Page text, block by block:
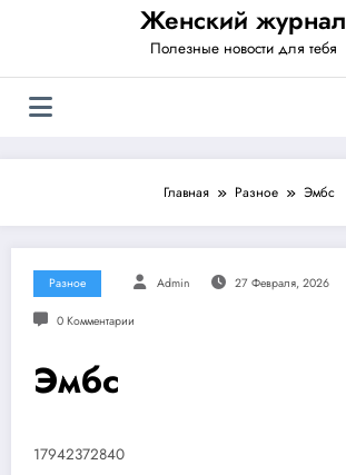
Женский журнал
Полезные новости для тебя
Главная Разное Эмбс
Разное Admin 27 Февраля, 2026
0 Комментарии
Эмбс
17942372840